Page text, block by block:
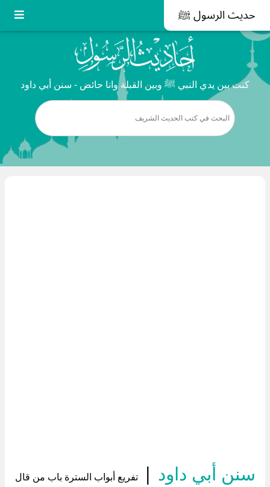
حديث الرسول ﷺ
كنت بين يدي النبي ﷺ وبين القبلة وانا حائض - سنن أبي داود
سنن أبي داود |
تفريع أبواب السترة باب من قال